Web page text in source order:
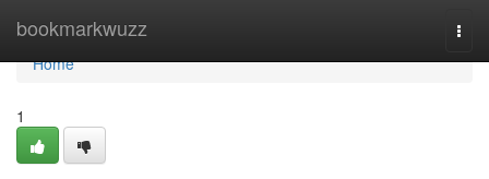
bookmarkwuzz
Home
Home
1